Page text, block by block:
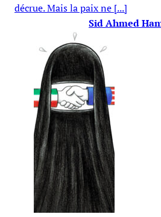
décrue. Mais la paix ne [...]
Sid Ahmed